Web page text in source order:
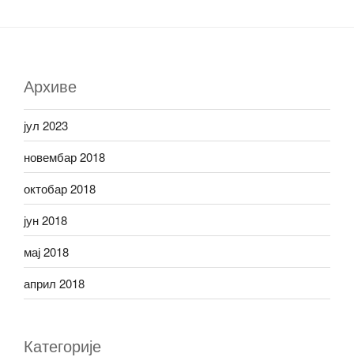
Архиве
јул 2023
новембар 2018
октобар 2018
јун 2018
мај 2018
април 2018
Категорије